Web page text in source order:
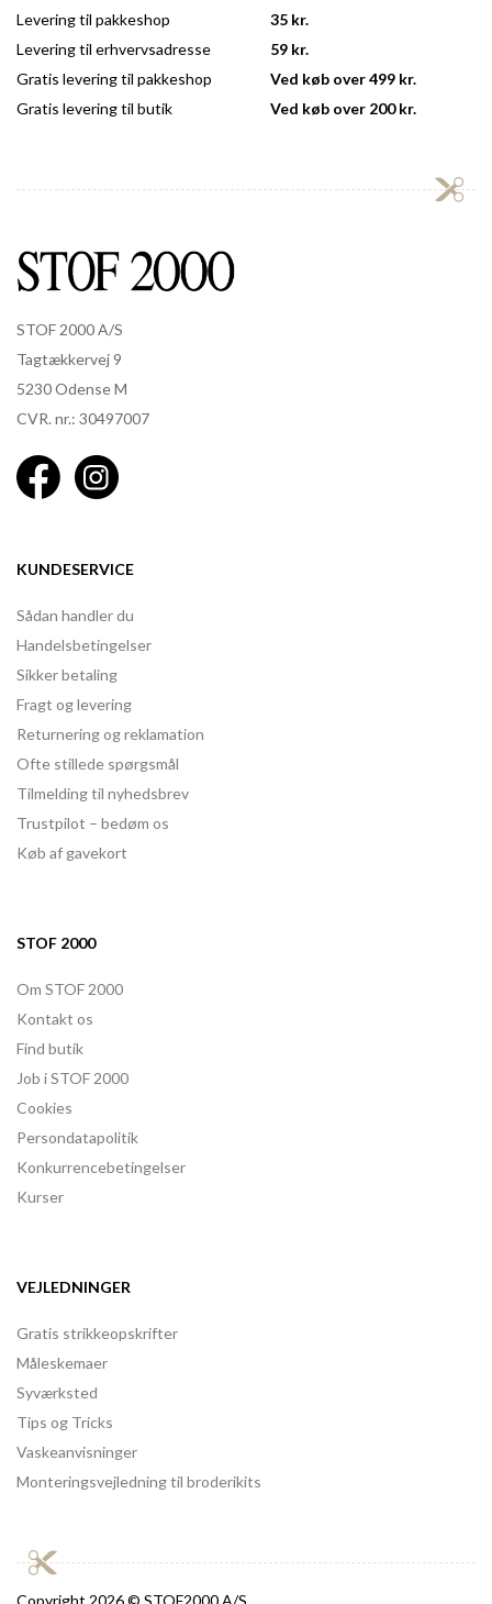
Levering til pakkeshop
Levering til erhvervsadresse
Gratis levering til pakkeshop
Gratis levering til butik
35 kr.
59 kr.
Ved køb over 499 kr.
Ved køb over 200 kr.
STOF 2000 A/S
Tagtækkervej 9
5230 Odense M
CVR. nr.: 30497007
KUNDESERVICE
Sådan handler du
Handelsbetingelser
Sikker betaling
Fragt og levering
Returnering og reklamation
Ofte stillede spørgsmål
Tilmelding til nyhedsbrev
Trustpilot – bedøm os
Køb af gavekort
STOF 2000
Om STOF 2000
Kontakt os
Find butik
Job i STOF 2000
Cookies
Persondatapolitik
Konkurrencebetingelser
Kurser
VEJLEDNINGER
Gratis strikkeopskrifter
Måleskemaer
Syværksted
Tips og Tricks
Vaskeanvisninger
Monteringsvejledning til broderikits
Copyright 2026 © STOF2000 A/S